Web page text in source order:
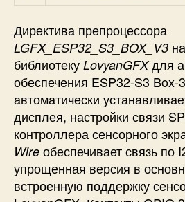
Директива препроцессора
LGFX_ESP32_S3_BOX_V3
библиотеку LovyanGFXдля
обеспечения ESP32-S3 Box-
автоматически
дисплея, настройки связи
контроллера сенсорного
Wire обеспечивает связь по
упрощенная версия в
встроенную поддержку